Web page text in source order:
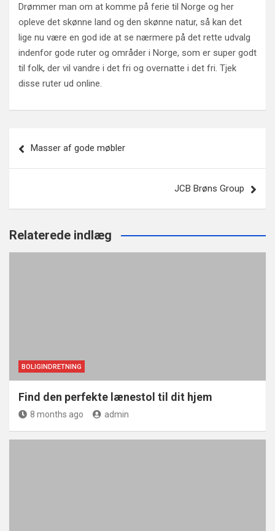
Drømmer man om at komme på ferie til Norge og her
opleve det skønne land og den skønne natur, så kan det
lige nu være en god ide at se nærmere på det rette udvalg
indenfor gode ruter og områder i Norge, som er super godt
til folk, der vil vandre i det fri og overnatte i det fri. Tjek
disse ruter ud online.
navigation
Masser af gode møbler
JCB Brøns Group
Relaterede indlæg
BOLIGINDRETNING
Find den perfekte lænestol til dit hjem
8 months ago admin